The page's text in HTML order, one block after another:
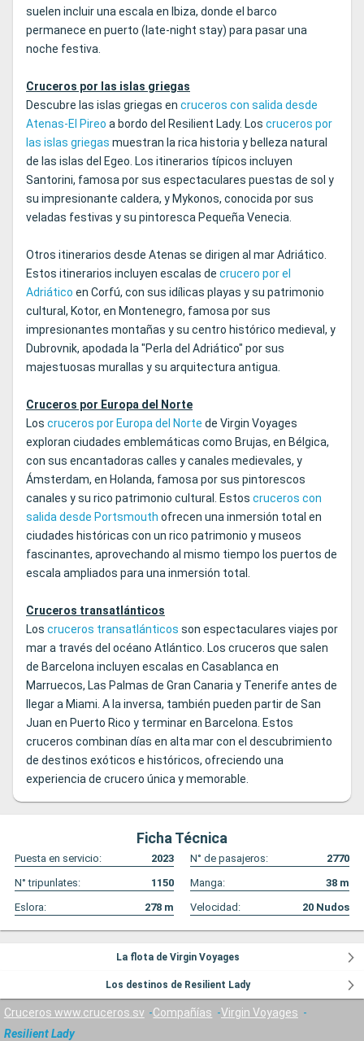
suelen incluir una escala en Ibiza, donde el barco
permanece en puerto (late-night stay) para pasar una
noche festiva.
Cruceros por las islas griegas
Descubre las islas griegas en cruceros con salida desde
Atenas-El Pireo a bordo del Resilient Lady. Los cruceros por
las islas griegas muestran la rica historia y belleza natural
de las islas del Egeo. Los itinerarios típicos incluyen
Santorini, famosa por sus espectaculares puestas de sol y
su impresionante caldera, y Mykonos, conocida por sus
veladas festivas y su pintoresca Pequeña Venecia.
Otros itinerarios desde Atenas se dirigen al mar Adriático.
Estos itinerarios incluyen escalas de crucero por el
Adriático en Corfú, con sus idílicas playas y su patrimonio
cultural, Kotor, en Montenegro, famosa por sus
impresionantes montañas y su centro histórico medieval, y
Dubrovnik, apodada la "Perla del Adriático" por sus
majestuosas murallas y su arquitectura antigua.
Cruceros por Europa del Norte
Los cruceros por Europa del Norte de Virgin Voyages
exploran ciudades emblemáticas como Brujas, en Bélgica,
con sus encantadoras calles y canales medievales, y
Ámsterdam, en Holanda, famosa por sus pintorescos
canales y su rico patrimonio cultural. Estos cruceros con
salida desde Portsmouth ofrecen una inmersión total en
ciudades históricas con un rico patrimonio y museos
fascinantes, aprovechando al mismo tiempo los puertos de
escala ampliados para una inmersión total.
Cruceros transatlánticos
Los cruceros transatlánticos son espectaculares viajes por
mar a través del océano Atlántico. Los cruceros que salen
de Barcelona incluyen escalas en Casablanca en
Marruecos, Las Palmas de Gran Canaria y Tenerife antes de
llegar a Miami. A la inversa, también pueden partir de San
Juan en Puerto Rico y terminar en Barcelona. Estos
cruceros combinan días en alta mar con el descubrimiento
de destinos exóticos e históricos, ofreciendo una
experiencia de crucero única y memorable.
Ficha Técnica
Puesta en servicio: 2023 N° de pasajeros:
2770
N° tripunlates:
1150 Manga: 38 m
Eslora:
278 m Velocidad: 20 Nudos
La flota de Virgin Voyages
Los destinos de Resilient Lady
Cruceros www.cruceros.sv Compañías
Virgin Voyages
Resilient Lady